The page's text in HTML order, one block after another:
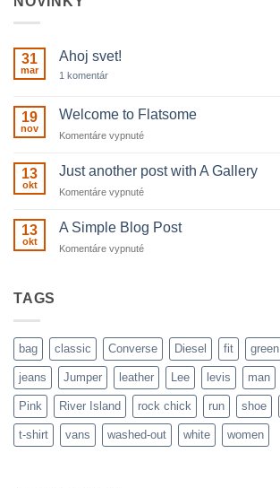
31
mar
Ahoj svet!
1 komentárna
19
nov
Welcome to Flatsome
Komentáre vypnuténa
13
okt
Just another post with A Gallery
Komentáre vypnuténa
another
post
with
13
okt
A Simple Blog Post
Komentáre vypnuténa
TAGS
bag classic Converse Diesel fit green
jeans Jumper leather Lee levis man
Pink River Island rock chick run shoe
t-shirt vans washed-out white women